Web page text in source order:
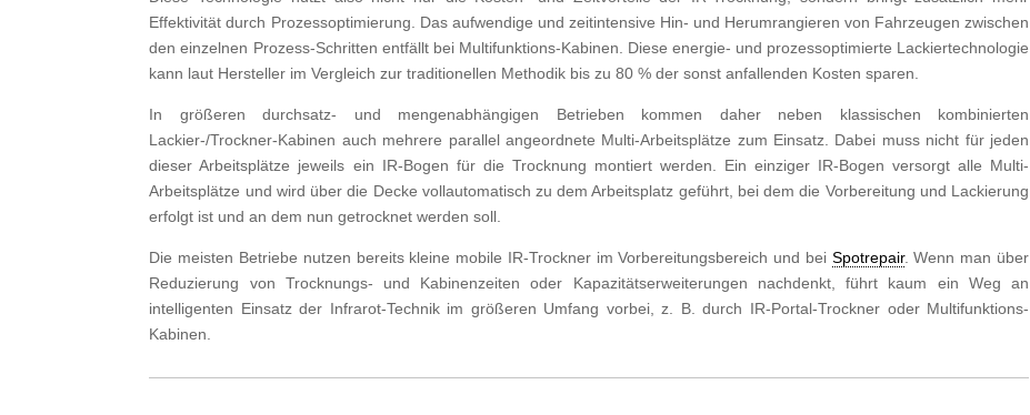
Effektivität durch Prozessoptimierung. Das aufwendige und zeitintensive Hin- und Herumrangieren von Fahrzeugen zwischen
den einzelnen Prozess-Schritten entfällt bei Multifunktions-Kabinen. Diese energie- und prozessoptimierte Lackiertechnologie
kann laut Hersteller im Vergleich zur traditionellen Methodik bis zu 80 % der sonst anfallenden Kosten sparen.
In größeren durchsatz- und mengenabhängigen Betrieben kommen daher neben klassischen kombinierten
Lackier-/Trockner-Kabinen auch mehrere parallel angeordnete Multi-Arbeitsplätze zum Einsatz. Dabei muss nicht für jeden
dieser Arbeitsplätze jeweils ein IR-Bogen für die Trocknung montiert werden. Ein einziger IR-Bogen versorgt alle Multi-
Arbeitsplätze und wird über die Decke vollautomatisch zu dem Arbeitsplatz geführt, bei dem die Vorbereitung und Lackierung
erfolgt ist und an dem nun getrocknet werden soll.
Die meisten Betriebe nutzen bereits kleine mobile IR-Trockner im Vorbereitungsbereich und bei Spotrepair. Wenn man über
Reduzierung von Trocknungs- und Kabinenzeiten oder Kapazitätserweiterungen nachdenkt, führt kaum ein Weg an
intelligenten Einsatz der Infrarot-Technik im größeren Umfang vorbei, z. B. durch IR-Portal-Trockner oder Multifunktions-
Kabinen.